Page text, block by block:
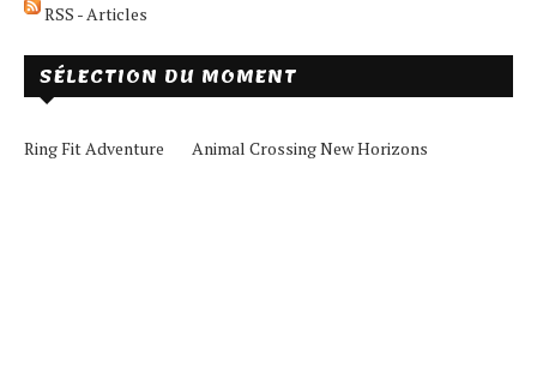
RSS - Articles
SÉLECTION DU MOMENT
Ring Fit Adventure Animal Crossing New Horizons